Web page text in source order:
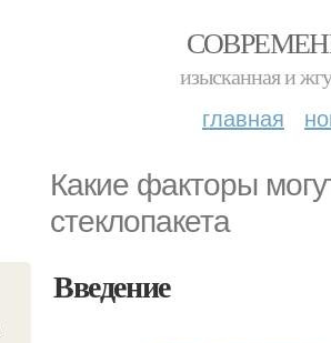
изысканная и
главная
Какие факторы
стеклопакета
Введение